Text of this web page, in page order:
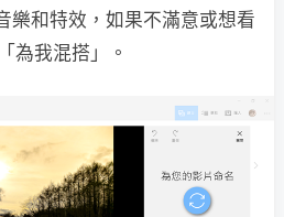
樂和特效，如果不滿意或想看
為我混搭」。